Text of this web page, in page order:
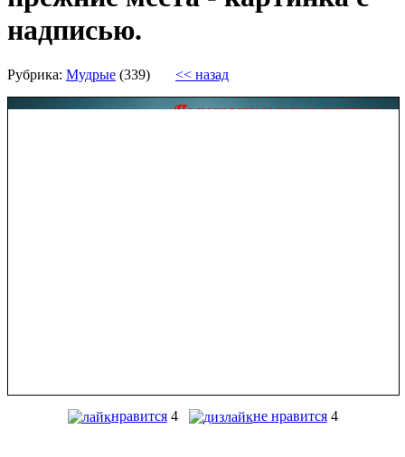
надписью.
Рубрика: Мудрые (339) << назад
нравится 4 не нравится 4